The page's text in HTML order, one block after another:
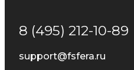
8 (495) 212-10-89
support@fsfera.ru